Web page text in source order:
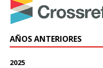
AÑOS ANTERIORES
2025